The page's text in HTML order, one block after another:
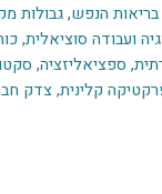
בריאות הנפש,גבולות
ועבודה סוציאלית,
, ספציאליזציה,
קלינית,צדק